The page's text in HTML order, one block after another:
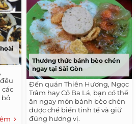
các
bỏ
Thưởng thức bánh bèo chén
ngay tại Sài Gòn
Đến quán Thiên Hương, Ngọc
Trâm hay Cỏ Ba Lá, bạn có thể
ăn ngay món bánh bèo chén
được chế biến tinh tế và giữ
đúng hương vị.